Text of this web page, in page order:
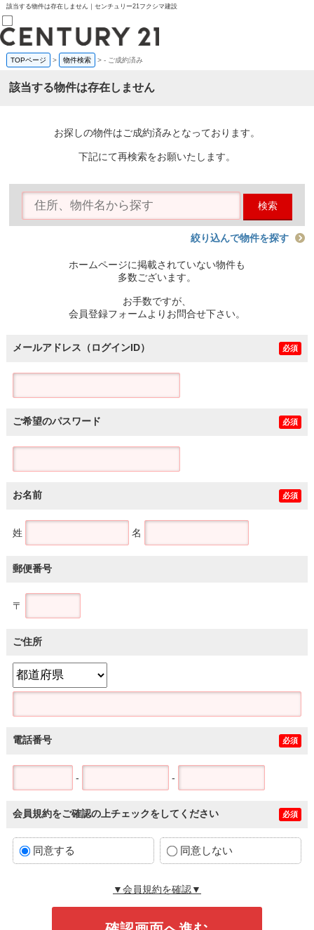
該当する物件は存在しません｜センチュリー21フクシマ建設
売買部
0120-800-844
賃貸部
会員メニュー
物件を探す
購入TOP
条件から探す
住宅ローン控除シミュレータ
TOPページ > 物件検索 >- ご成約済み
該当する物件は存在しません
お探しの物件はご成約済みとなっております。
下記にて再検索をお願いたします。
検索
絞り込んで物件を探す
ホームページに掲載されていない物件も
多数ございます。
お手数ですが、
会員登録フォームよりお問合せ下さい。
メールアドレス（ログインID） 必須
ご希望のパスワード 必須
お名前 必須
姓 名
郵便番号
〒
ご住所
電話番号 必須
- -
会員規約をご確認の上チェックをしてください 必須
同意する 同意しない
▼会員規約を確認▼